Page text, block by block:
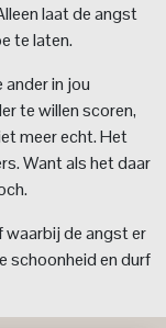
laat de angst
te laten.
in jou
te willen scoren,
meer echt. Het
Want als het daar
waarbij de angst er
schoonheid en durf